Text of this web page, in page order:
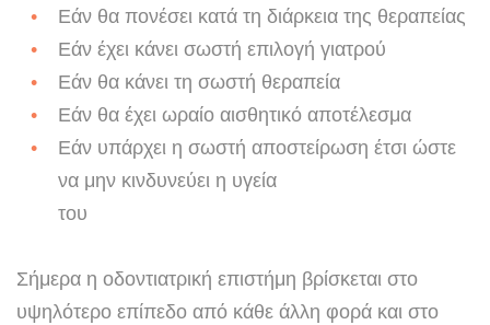
Εάν θα πονέσει κατά τη διάρκεια της θεραπείας
Εάν έχει κάνει σωστή επιλογή γιατρού
Εάν θα κάνει τη σωστή θεραπεία
Εάν θα έχει ωραίο αισθητικό αποτέλεσμα
Εάν υπάρχει η σωστή αποστείρωση έτσι ώστε
να μην κινδυνεύει η υγεία
του
Σήμερα η οδοντιατρική επιστήμη βρίσκεται στο
υψηλότερο επίπεδο από κάθε άλλη φορά και στο